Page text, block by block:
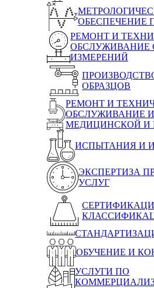
ОБЕСПЕЧЕНИЕ
РЕМОНТ И
ОБСЛУЖИВАНИЕ
ИЗМЕРЕНИЙ
ОБРАЗЦОВ
РЕМОНТ И
ОБСЛУЖИВАНИЕ
МЕДИЦИНСКОЙ И
ИСПЫТАНИЯ И
ЭКСПЕРТИЗА
УСЛУГ
ОБУЧЕНИЕ И
УСЛУГИ ПО